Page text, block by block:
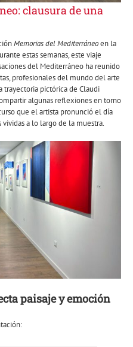
clausura de una
Memorias del Mediterráneoen la
estas semanas, este viaje
del Mediterráneo ha reunido
profesionales del mundo del arte
trayectoria pictórica de Claudi
algunas reflexiones en torno
que el artista pronunció el día
a lo largo de la muestra.
paisaje y emoción